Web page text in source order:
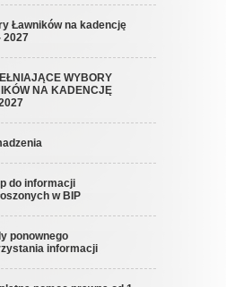
Ławników na kadencję
2027
WYBORY
NA KADENCJĘ
do informacji
w BIP
ponownego
informacji